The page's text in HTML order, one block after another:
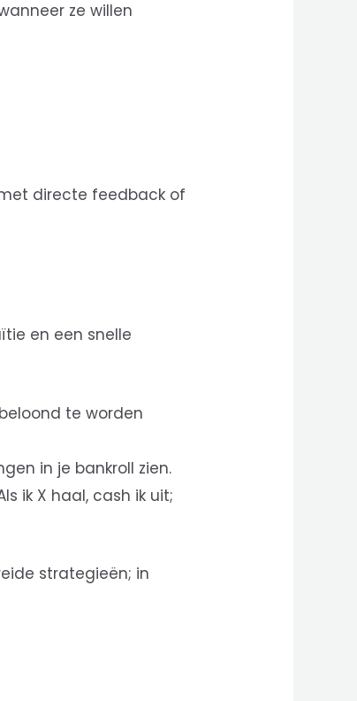
ze willen
directe feedback of
en een snelle
te worden
in je bankroll zien.
ik X haal, cash ik uit;
strategieën; in